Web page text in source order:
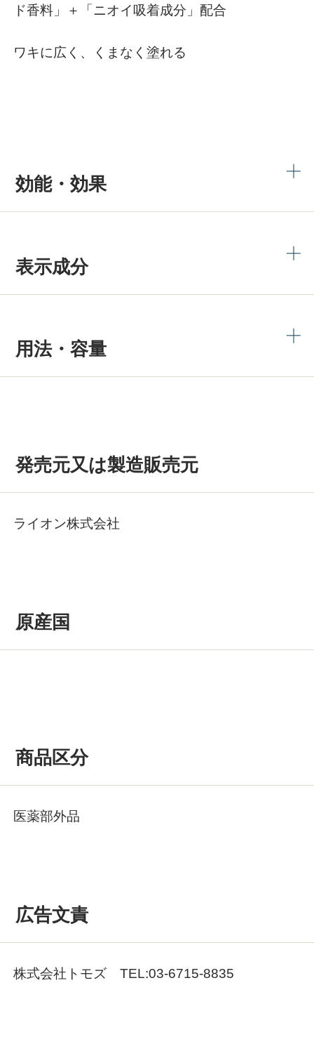
ド香料」＋「ニオイ吸着成分」配合
ワキに広く、くまなく塗れる
効能・効果
表示成分
用法・容量
発売元又は製造販売元
ライオン株式会社
原産国
商品区分
医薬部外品
広告文責
株式会社トモズ TEL:03-6715-8835